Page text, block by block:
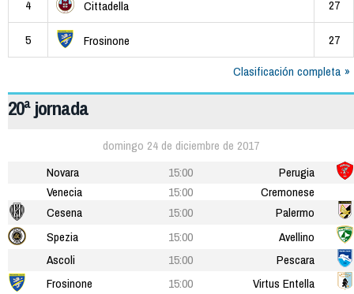
4 Cittadella 27
5 Frosinone
27
Clasificación completa
20ª jornada
domingo 24 de diciembre de 2017
Novara
15:00
Perugia
Venecia
15:00
Cremonese
Cesena
15:00
Palermo
Spezia
15:00
Avellino
Ascoli
15:00
Pescara
Frosinone
15:00
Virtus Entella